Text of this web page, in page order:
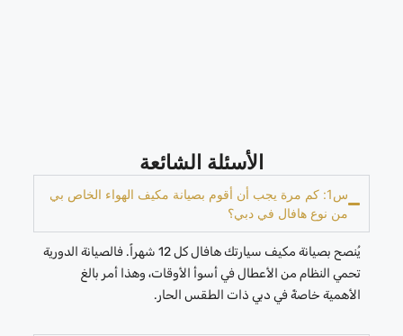
الأسئلة الشائعة
س1: كم مرة يجب أن أقوم بصيانة مكيف الهواء الخاص بي
من نوع هافال في دبي؟
يُنصح بصيانة مكيف سيارتك هافال كل 12 شهراً. فالصيانة الدورية
تحمي النظام من الأعطال في أسوأ الأوقات، وهذا أمر بالغ
الأهمية خاصةً في دبي ذات الطقس الحار.